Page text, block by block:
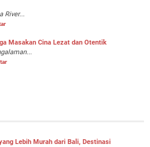
River...
Masakan Cina Lezat dan Otentik
Lebih Murah dari Bali, Destinasi